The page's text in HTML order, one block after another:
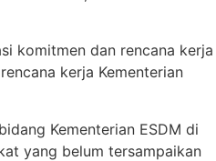
komitmen dan rencana kerja
kerja Kementerian
Kementerian ESDM di
yang belum tersampaikan